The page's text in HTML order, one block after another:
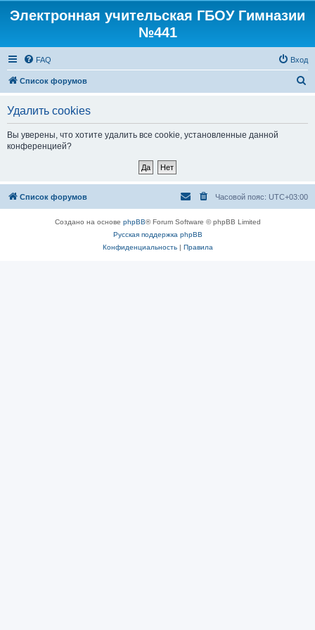
Электронная учительская ГБОУ Гимназии
№441
FAQ Вход
Список форумов
Удалить cookies
Вы уверены, что хотите удалить все cookie, установленные данной
конференцией?
Список форумов Часовой пояс: UTC+03:00
Создано на основе phpBB® Forum Software © phpBB Limited
Русская поддержка phpBB
Конфиденциальность| Правила